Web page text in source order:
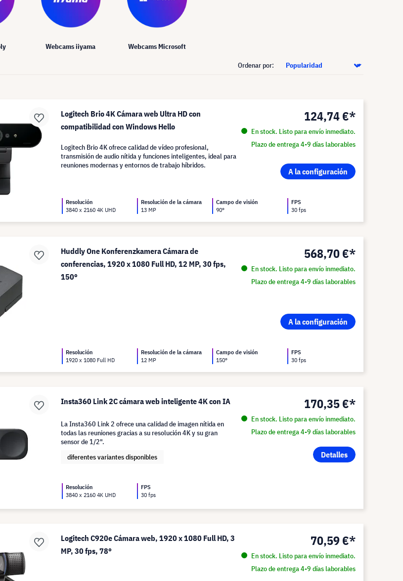
Webcams iiyama Webcams Microsoft
Ordenar por:
Logitech Brio 4K Cámara web Ultra HD con
compatibilidad con Windows Hello
124,74 €*
En stock. Listo para envío inmediato.
Plazo de entrega 4-9 días laborables
A la configuración
Logitech Brio 4K ofrece calidad de vídeo profesional,
transmisión de audio nítida y funciones inteligentes, ideal para
reuniones modernas y entornos de trabajo híbridos.
Resolución
3840 x 2160 4K UHD
Resolución de la cámara
13 MP
Campo de visión
90°
FPS
30 fps
Huddly One Konferenzkamera Cámara de
conferencias, 1920 x 1080 Full HD, 12 MP, 30 fps,
150°
568,70 €*
En stock. Listo para envío inmediato.
Plazo de entrega 4-9 días laborables
A la configuración
Resolución
1920 x 1080 Full HD
Resolución de la cámara
12 MP
Campo de visión
150°
FPS
30 fps
Insta360 Link 2C cámara web inteligente 4K con IA 170,35 €*
En stock. Listo para envío inmediato.
Plazo de entrega 4-9 días laborables
Detalles
La Insta360 Link 2 ofrece una calidad de imagen nítida en
todas las reuniones gracias a su resolución 4K y su gran
sensor de 1/2".
diferentes variantes disponibles
Resolución
3840 x 2160 4K UHD
FPS
30 fps
Logitech C920e Cámara web, 1920 x 1080 Full HD, 3
MP, 30 fps, 78°
70,59 €*
En stock. Listo para envío inmediato.
Plazo de entrega 4-9 días laborables